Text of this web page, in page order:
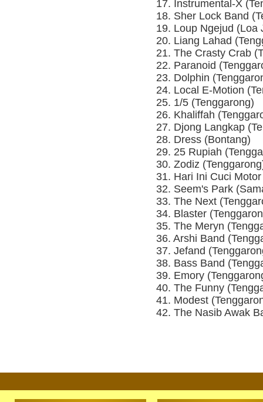
17. Instrumental-X
18. Sher Lock Band
19. Loup Ngejud (Loa
20. Liang Lahad
21. The Crasty Crab
22. Paranoid
23. Dolphin
24. Local E-Motion
25. 1/5 (Tenggarong)
26. Khaliffah
27. Djong Langkap
28. Dress (Bontang)
29. 25 Rupiah
30. Zodiz
31. Hari Ini Cuci
32. Seem's Park
33. The Next
34. Blaster
35. The Meryn
36. Arshi Band
37. Jefand
38. Bass Band
39. Emory
40. The Funny
41. Modest
42. The Nasib Awak